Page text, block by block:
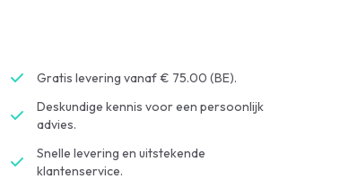
Gratis levering vanaf € 75.00 (BE).
Deskundige kennis voor een persoonlijk
advies.
Snelle levering en uitstekende
klantenservice.